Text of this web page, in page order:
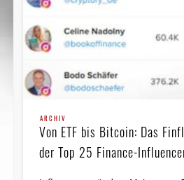
ARCHIV
Von ETF bis Bitcoin: Das
der Top 25 Finance-